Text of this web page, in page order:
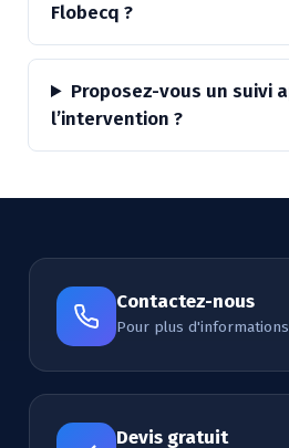
Flobecq ?
Proposez-vous un suivi
l’intervention ?
Contactez-nous
Pour plus d'informations
Devis gratuit